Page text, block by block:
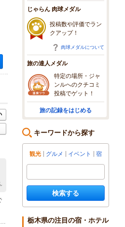
空き状況・料金を見る
(1)宇都宮駅 バス 40分 ＪＲ宇都宮駅から関東バス玉生車庫または今里行き,羽黒山入口下車
じゃらん 肉球メダル
投稿数や評価でラン
クアップ！
肉球メダルについて
旅の達人メダル
特定の場所・ジャ
ンルへのクチコミ
投稿でゲット！
旅の記録をはじめる
キーワードから探す
観光 グルメ イベント 宿
検索する
栃木県の注目の宿・ホテル